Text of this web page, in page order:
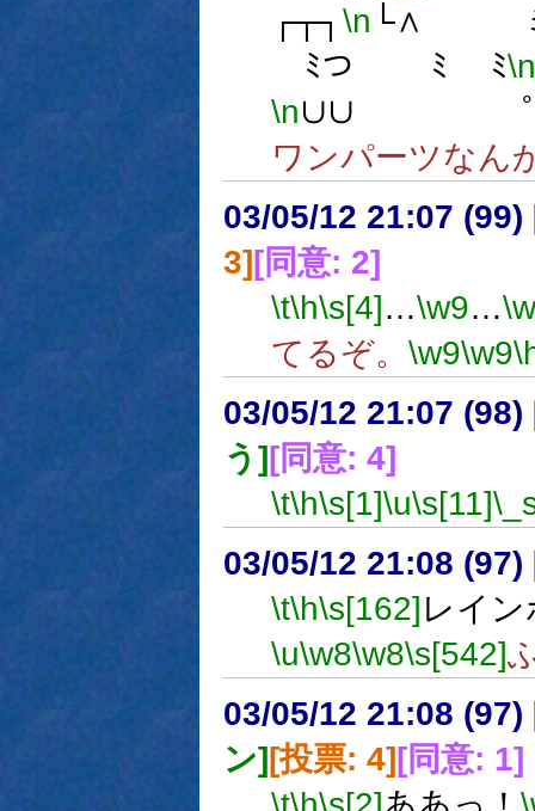
┌┬┐ \n └∧ ミ
ﾐつ ﾐ ﾐ\n
\n∪∪ ﾟ
ワンパーツなん
03/05/12 21:07 (99)
3][同意: 2]
\t\h\s[4]…\w9…
てるぞ。 \w9\w9
03/05/12 21:07 (98)
う][同意: 4]
\t\h\s[1]\u\s[11]
03/05/12 21:08 (97)
\t\h\s[162]レイ
\u\w8\w8\s[542]
03/05/12 21:08 (97)
ン] [投票: 4] [同意: 1]